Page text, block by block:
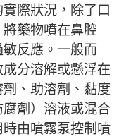
際狀況，除了口
藥物噴在鼻腔
反應。一般而
分溶解或懸浮在
、助溶劑、黏度
劑）溶液或混合
由噴霧泵控制噴